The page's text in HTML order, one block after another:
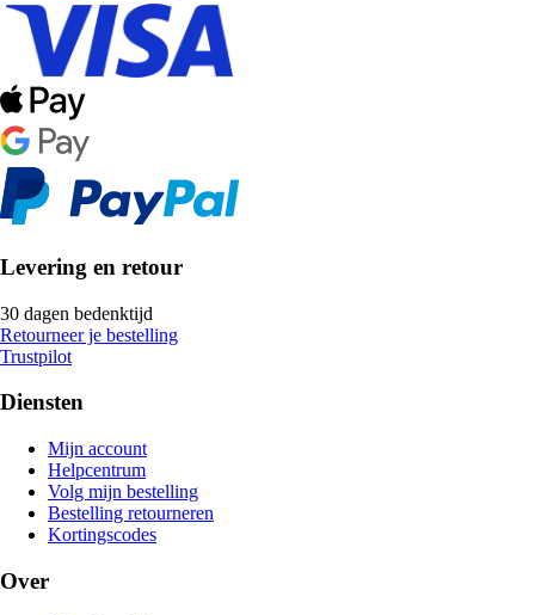
Levering en retour
30 dagen bedenktijd
Retourneer je bestelling
Trustpilot
Diensten
Mijn account
Helpcentrum
Volg mijn bestelling
Bestelling retourneren
Kortingscodes
Over